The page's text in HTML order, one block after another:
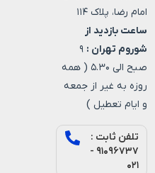
امام رضا، پلاک ۱۱۴
ساعت بازدید از
شوروم تهران : ۹
صبح الی ۵.۳۰ ( همه
روزه به غیر از جمعه
و ایام تعطیل )
تلفن ثابت :
۹۱۰۹۶۷۳۷ -
۰۲۱